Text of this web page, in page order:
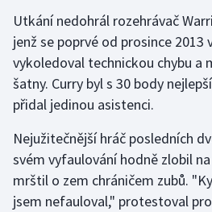
Ragby
Rychlobruslení
Rychlostní kanoistika
Short track
Sportovní střelba
Utkání nedohrál rozehrávač
jenž se poprvé od prosince 2013
vykoledoval technickou chybu a
šatny. Curry byl s 30 body
přidal jedinou asistenci.
Nejužitečnější hráč posledních
svém vyfaulování hodně zlobil
mrštil o zem chráničem zubů.
jsem nefauloval," protestoval